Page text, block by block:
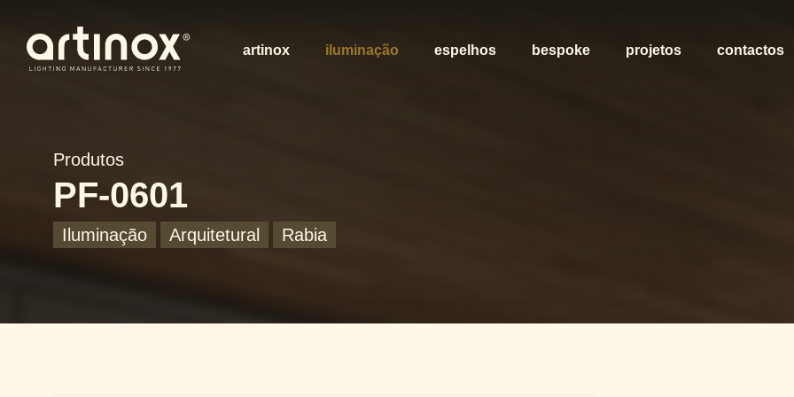
artinox iluminação espelhos bespoke projetos contactos
Produtos
PF-0601
Iluminação Arquitetural Rabia